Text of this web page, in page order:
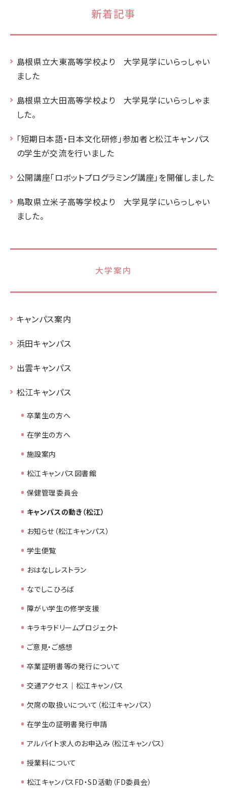
新着記事
島根県立大東高等学校より 大学見学にいらっしゃい
ました
島根県立大田高等学校より 大学見学にいらっしゃま
した。
「短期日本語・日本文化研修」参加者と松江キャンパス
の学生が交流を行いました
公開講座「ロボットプログラミング講座」を開催しました
鳥取県立米子高等学校より 大学見学にいらっしゃい
ました。
大学案内
キャンパス案内
浜田キャンパス
出雲キャンパス
松江キャンパス
卒業生の方へ
在学生の方へ
施設案内
松江キャンパス図書館
保健管理委員会
キャンパスの動き（松江）
お知らせ（松江キャンパス）
学生便覧
おはなしレストラン
なでしこひろば
障がい学生の修学支援
キラキラドリームプロジェクト
ご意見・ご感想
卒業証明書等の発行について
交通アクセス｜松江キャンパス
欠席の取扱いについて（松江キャンパス）
在学生の証明書発行申請
アルバイト求人のお申込み（松江キャンパス）
授業料について
松江キャンパスFD・SD活動（FD委員会）